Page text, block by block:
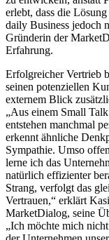
erlebt, dass die
daily Business jedoch
Gründerin der
Erfahrung.
Erfolgreicher Vertrieb
seinen potenziellen
externem Blick
„Aus einem Small
entstehen manchmal
erkennt ähnliche
Sympathie. Umso
lerne ich das
natürlich effizienter
Strang, verfolgt das
Vertrauen,“ erklärt
MarketDialog, seine
„Ich möchte mich